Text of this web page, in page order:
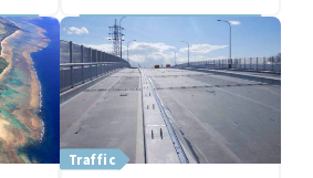
路計画】
Traffic